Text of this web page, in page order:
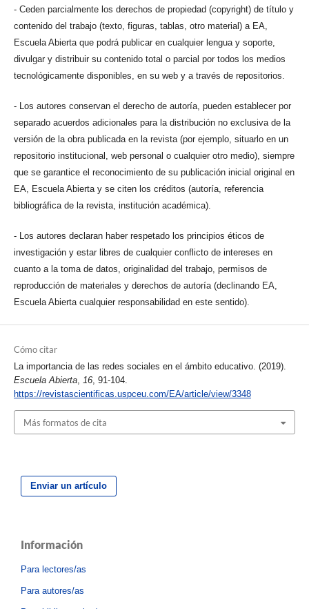
- Ceden parcialmente los derechos de propiedad (copyright) de título y
contenido del trabajo (texto, figuras, tablas, otro material) a EA,
Escuela Abierta que podrá publicar en cualquier lengua y soporte,
divulgar y distribuir su contenido total o parcial por todos los medios
tecnológicamente disponibles, en su web y a través de repositorios.
- Los autores conservan el derecho de autoría, pueden establecer por
separado acuerdos adicionales para la distribución no exclusiva de la
versión de la obra publicada en la revista (por ejemplo, situarlo en un
repositorio institucional, web personal o cualquier otro medio), siempre
que se garantice el reconocimiento de su publicación inicial original en
EA, Escuela Abierta y se citen los créditos (autoría, referencia
bibliográfica de la revista, institución académica).
- Los autores declaran haber respetado los principios éticos de
investigación y estar libres de cualquier conflicto de intereses en
cuanto a la toma de datos, originalidad del trabajo, permisos de
reproducción de materiales y derechos de autoría (declinando EA,
Escuela Abierta cualquier responsabilidad en este sentido).
Cómo citar
La importancia de las redes sociales en el ámbito educativo. (2019).
Escuela Abierta, 16, 91-104.
https://revistascientificas.uspceu.com/EA/article/view/3348
Más formatos de cita
Enviar un artículo
Información
Para lectores/as
Para autores/as